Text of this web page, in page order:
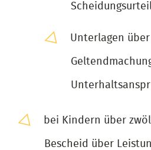
Unterlagen
bei Kindern über
Bescheid über